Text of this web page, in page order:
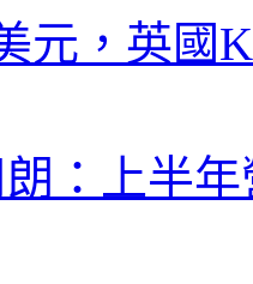
元，英國
：上半